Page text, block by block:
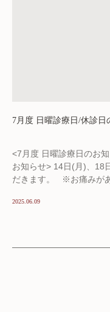
7月度 日曜診療日/休診日
<7月度 日曜診療日のお
お知らせ> 14日(月)、18
だきます。 ※お痛みが
2025.06.09